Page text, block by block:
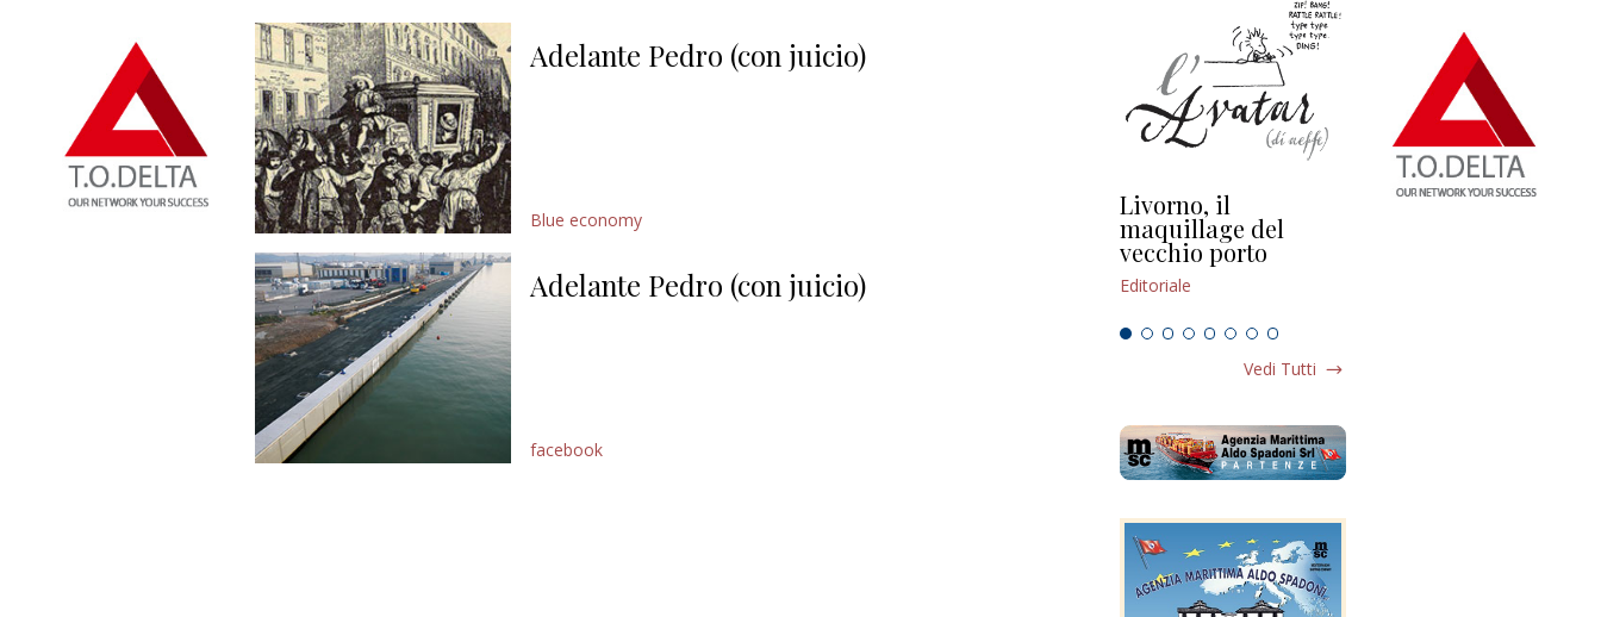
Adelante Pedro (con juicio)
Blue economy
Adelante Pedro (con juicio)
facebook
Livorno, il
maquillage del
vecchio porto
Editoriale
L’uscita di scena di
Vedi Tutti